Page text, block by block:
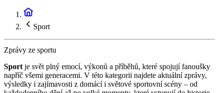
Sport
Zprávy ze sportu
Sport je svět plný emocí, výkonů a příběhů, které spojují fanoušky
napříč všemi generacemi. V této kategorii najdete aktuální zprávy,
výsledky i zajímavosti z domácí i světové sportovní scény – od